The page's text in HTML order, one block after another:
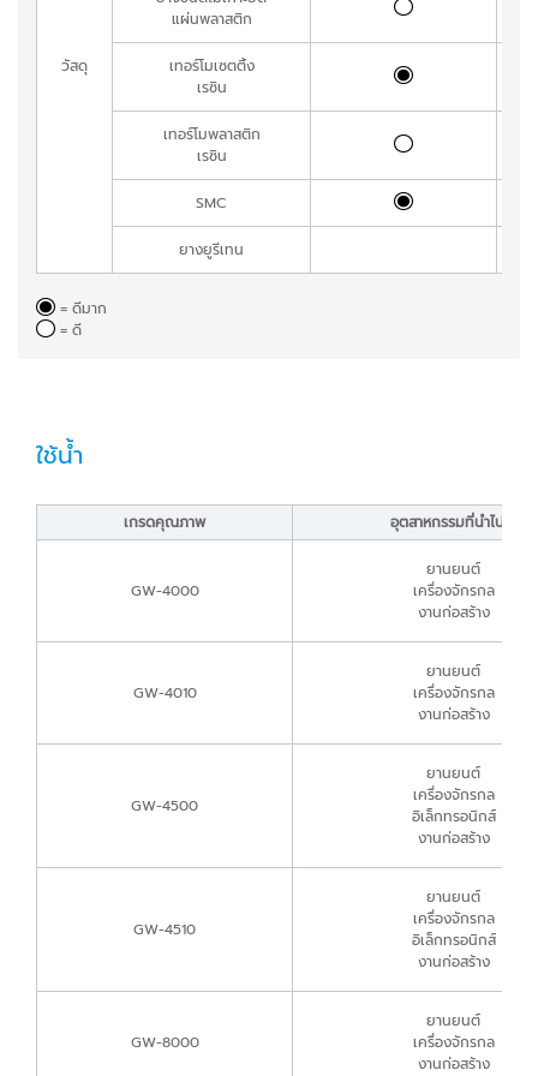
วัสดุ
แผ่นพลาสติก
เทอร์โมเซตติ้ง
เรซิน
เทอร์โมพลาสติก
เรซิน
SMC
ยางยูรีเทน
= ดีมาก
= ดี
ใช้น้ำ
เกรดคุณภาพ อุตสาหกรรมที่นำไปใช้
GW-4000
ยานยนต์
เครื่องจักรกล
งานก่อสร้าง
GW-4010
ยานยนต์
เครื่องจักรกล
งานก่อสร้าง
GW-4500
ยานยนต์
เครื่องจักรกล
อิเล็กทรอนิกส์
งานก่อสร้าง
GW-4510
ยานยนต์
เครื่องจักรกล
อิเล็กทรอนิกส์
งานก่อสร้าง
GW-8000
ยานยนต์
เครื่องจักรกล
งานก่อสร้าง